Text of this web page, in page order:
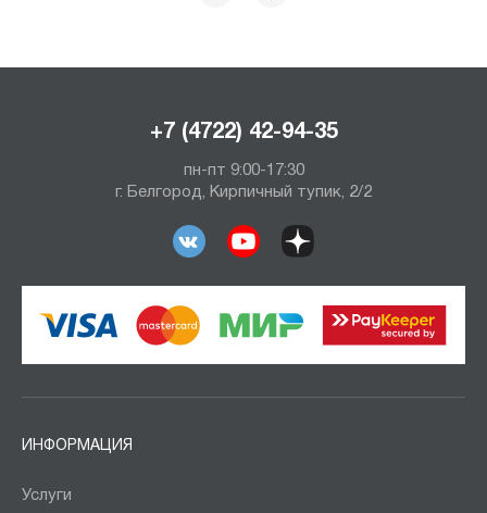
+7 (4722) 42-94-35
пн-пт 9:00-17:30
г. Белгород, Кирпичный тупик, 2/2
ИНФОРМАЦИЯ
Услуги